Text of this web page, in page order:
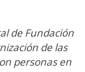
de Fundación
de las
personas en